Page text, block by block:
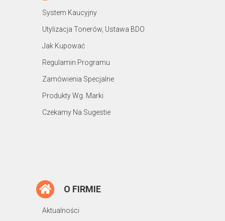
System Kaucyjny
Utylizacja Tonerów, Ustawa BDO
Jak Kupować
Regulamin Programu
Zamówienia Specjalne
Produkty Wg. Marki
Czekamy Na Sugestie
O FIRMIE
Aktualności